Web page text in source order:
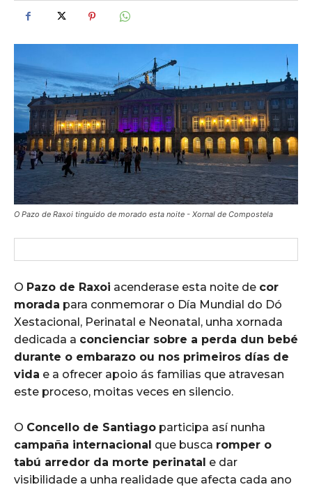
O Pazo de Raxoi tinguido de morado esta noite - Xornal de Compostela
O Pazo de Raxoi acenderase esta noite de cor
morada para conmemorar o Día Mundial do Dó
Xestacional, Perinatal e Neonatal, unha xornada
dedicada a concienciar sobre a perda dun bebé
durante o embarazo ou nos primeiros días de
vida e a ofrecer apoio ás familias que atravesan
este proceso, moitas veces en silencio.
O Concello de Santiago participa así nunha
campaña internacional que busca romper o
tabú arredor da morte perinatal e dar
visibilidade a unha realidade que afecta cada ano